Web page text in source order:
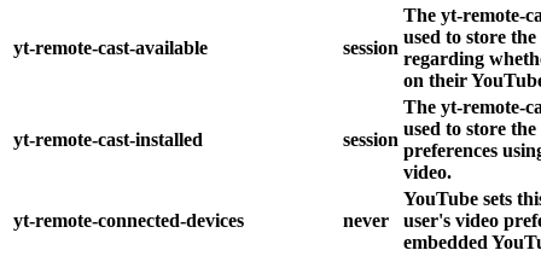
yt-remote-cast-available session
The yt-remote-
used to store
regarding
on their
yt-remote-cast-installed session
The yt-remote-
used to store
preferences
video.
yt-remote-connected-devices never
YouTube sets
user's video
embedded